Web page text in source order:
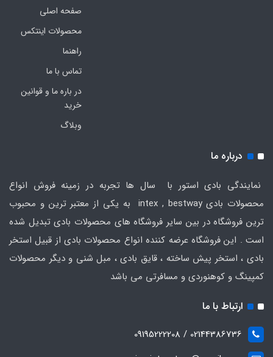
صفحه اصلی
محصولات اینتکس
راهنما
تماس با ما
در باره ما و قوانین
خرید
وبلاگ
درباره ما
نمایندگی بادی استور با سال ها تجربه در زمینه فروش انواع
محصولات بادی intex , bestway به یکی از معتبر ترین و محبوب
ترین فروشگاه در بین سایر فروشگاه های محصولات بادی تبدیل شده
است . این فروشگاه عرضه کننده انواع محصولات بادی از قبیل استخر
بادی ، استخر پیش ساخته ، قایق بادی ، مبل شنی و دیگر محصولات
کمپینگ و کوهنوردی و مسافرتی می باشد
ارتباط با ما
02144386736 / 09195222208